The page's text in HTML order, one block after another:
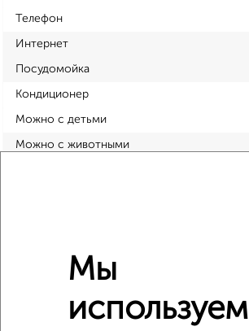
Телефон
Интернет
Посудомойка
Кондиционер
Можно с детьми
Можно с животными
Мы
используем